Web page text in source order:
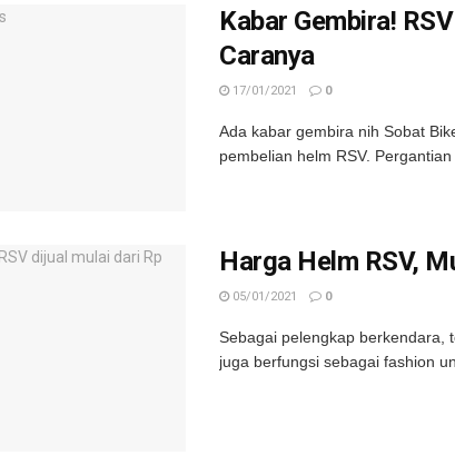
Kabar Gembira!
Caranya
17/01/2021 0
Ada kabar gembira nih Sobat
pembelian helm RSV.
Harga Helm RSV,
05/01/2021 0
Sebagai pelengkap berkendara,
juga berfungsi sebagai fashion